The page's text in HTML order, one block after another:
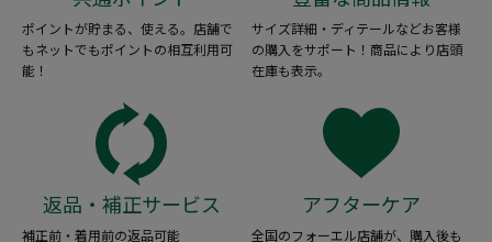
ポイントが貯まる、使える。店舗で
もネットでもポイントの相互利用可
能！
サイズ詳細・ディテールなどお客様
の購入をサポート！商品により店頭
在庫も表示。
返品・補正サービス
補正前・着用前の返品可能
アフターケア
全国のフォーエル店舗が、購入後も